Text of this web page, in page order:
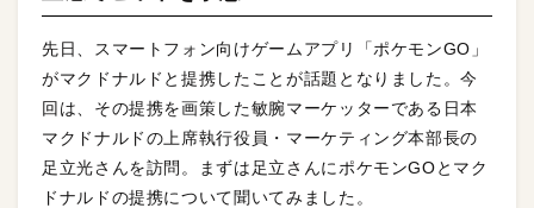
先日、スマートフォン向けゲームアプリ「ポケモンGO」
がマクドナルドと提携したことが話題となりました。今
回は、その提携を画策した敏腕マーケッターである日本
マクドナルドの上席執行役員・マーケティング本部長の
足立光さんを訪問。まずは足立さんにポケモンGOとマク
ドナルドの提携について聞いてみました。